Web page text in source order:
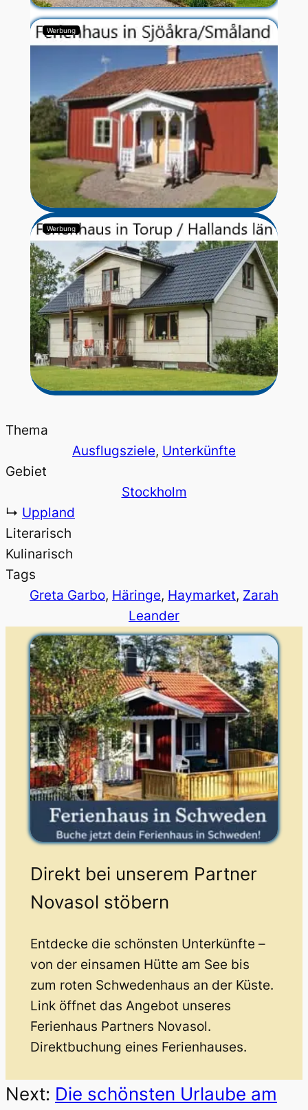
Werbung
Werbung
Thema
Ausflugsziele, Unterkünfte
Gebiet
Stockholm
↳ Uppland
Literarisch
Kulinarisch
Tags
Greta Garbo, Häringe, Haymarket, Zarah
Leander
Direkt bei unserem Partner
Novasol stöbern
Entdecke die schönsten Unterkünfte –
von der einsamen Hütte am See bis
zum roten Schwedenhaus an der Küste.
Link öffnet das Angebot unseres
Ferienhaus Partners Novasol.
Direktbuchung eines Ferienhauses.
Next: Die schönsten Urlaube am